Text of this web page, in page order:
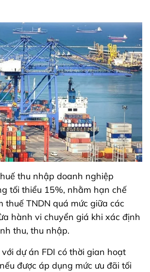
thu nhập doanh nghiệp
tối thiểu 15%, nhằm hạn chế
thuế TNDN quá mức giữa các
hành vi chuyển giá khi xác định
thu, thu nhập.
dự án FDI có thời gian hoạt
được áp dụng mức ưu đãi tối